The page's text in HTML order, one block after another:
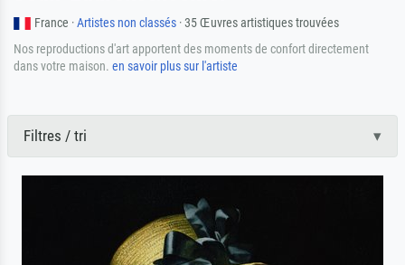
France ·Artistes non classés · 35 Œuvres artistiques trouvées
Nos reproductions d'art apportent des moments de confort directement
dans votre maison. en savoir plus sur l'artiste
Filtres / tri